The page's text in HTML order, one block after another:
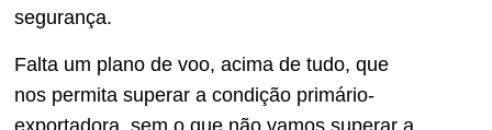
segurança.
Falta um plano de voo, acima de tudo, que
nos permita superar a condição primário-
exportadora, sem o que não vamos superar a